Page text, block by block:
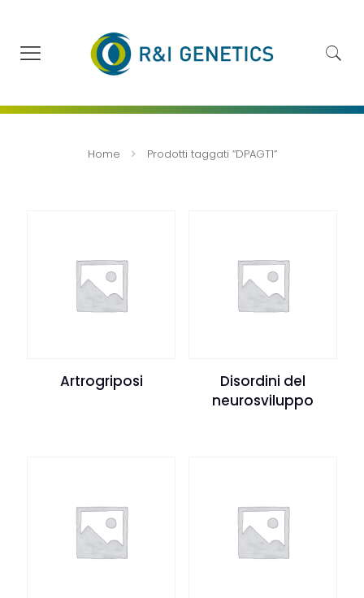
Home Prodotti taggati “DPAGT1”
Artrogriposi
Disordini del
neurosviluppo